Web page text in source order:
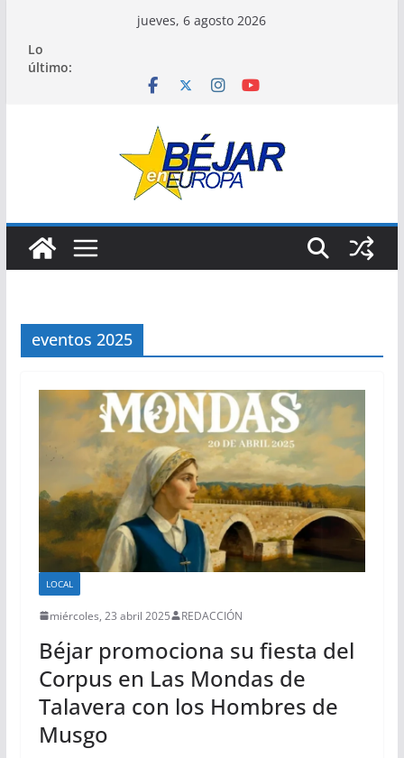
contenido
jueves, 6 agosto 2026
Lo
último:
eventos 2025
LOCAL
miércoles, 23 abril 2025 REDACCIÓN
Béjar promociona su fiesta del
Corpus en Las Mondas de
Talavera con los Hombres de
Musgo